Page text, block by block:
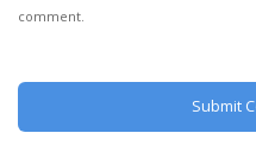
comment.